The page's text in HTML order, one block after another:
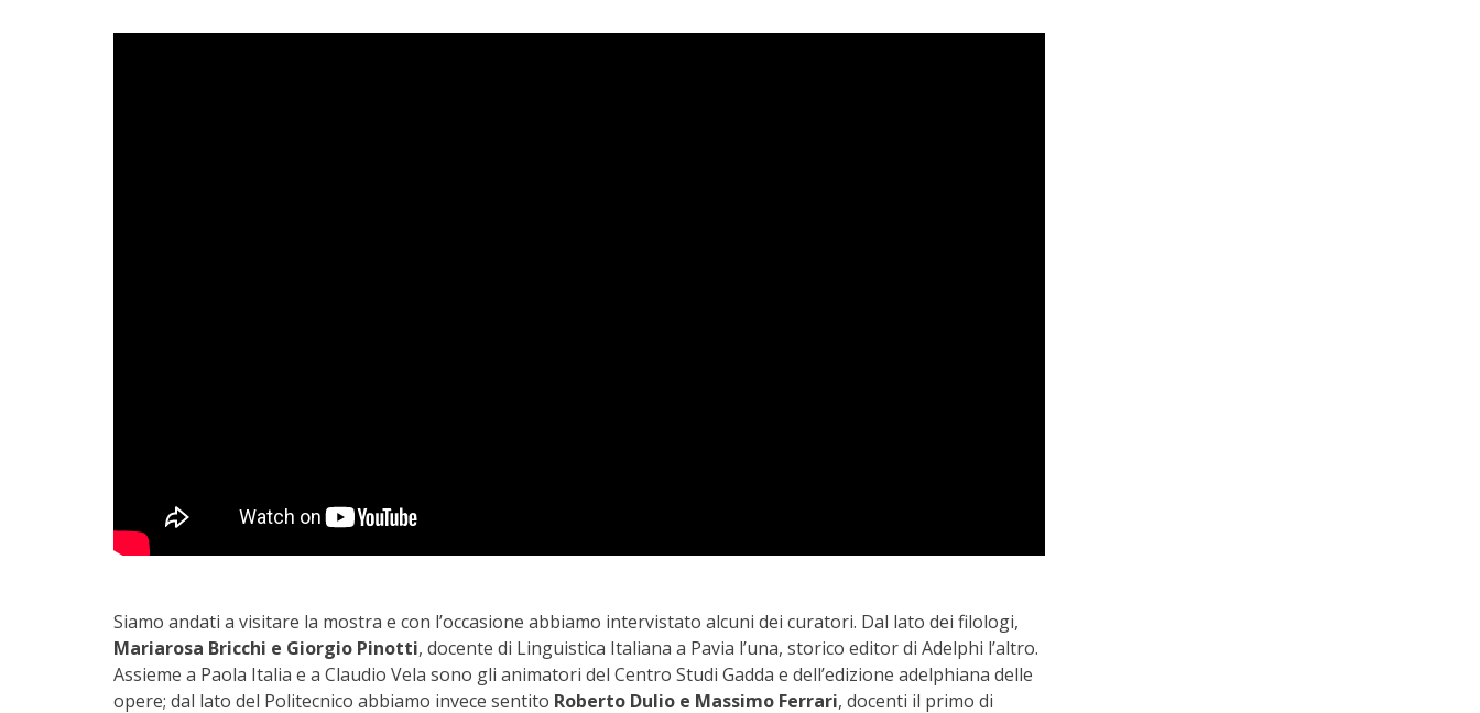
Siamo andati a visitare la mostra e con l’occasione abbiamo intervistato alcuni dei curatori. Dal lato dei filologi,
Mariarosa Bricchi e Giorgio Pinotti, docente di Linguistica Italiana a Pavia l’una, storico editor di Adelphi l’altro.
Assieme a Paola Italia e a Claudio Vela sono gli animatori del Centro Studi Gadda e dell’edizione adelphiana delle
opere; dal lato del Politecnico abbiamo invece sentito Roberto Dulio e Massimo Ferrari, docenti il primo di